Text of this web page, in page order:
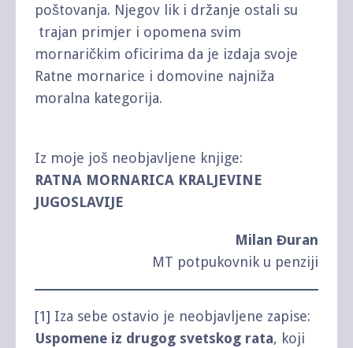
poštovanja. Njegov lik i držanje ostali su
trajan primjer i opomena svim
mornaričkim oficirima da je izdaja svoje
Ratne mornarice i domovine najniža
moralna kategorija.
Iz moje još neobjavljene knjige:
RATNA MORNARICA KRALJEVINE
JUGOSLAVIJE
Milan Đuran
MT potpukovnik u penziji
[1] Iza sebe ostavio je neobjavljene zapise:
Uspomene iz drugog svetskog rata, koji